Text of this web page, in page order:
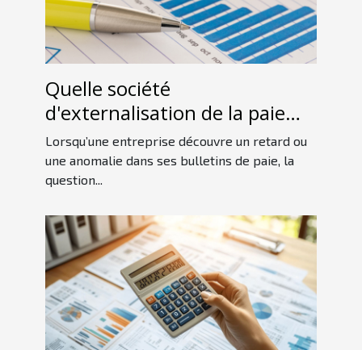
Quelle société
d'externalisation de la paie
contacter pour un rattrapage
?
Lorsqu’une entreprise découvre un retard ou
une anomalie dans ses bulletins de paie, la
question...